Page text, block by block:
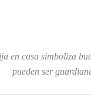
en casa simboliza
pueden ser